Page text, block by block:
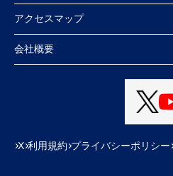
アクセスマップ
会社概要
X 利用規約 プライバシーポリシー